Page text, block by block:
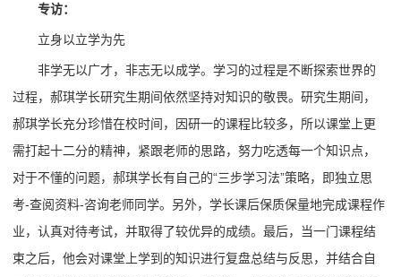
专访：
立身以立学为先
非学无以广才，非志无以成学。学习的过程是不断探索世界的
过程，郝琪学长研究生期间依然坚持对知识的敬畏。研究生期间，
郝琪学长充分珍惜在校时间，因研一的课程比较多，所以课堂上更
需打起十二分的精神，紧跟老师的思路，努力吃透每一个知识点，
对于不懂的问题，郝琪学长有自己的“三步学习法”策略，即独立思
考-查阅资料-咨询老师同学。另外，学长课后保质保量地完成课程作
业，认真对待考试，并取得了较优异的成绩。最后，当一门课程结
束之后，他会对课堂上学到的知识进行复盘总结与反思，并结合自